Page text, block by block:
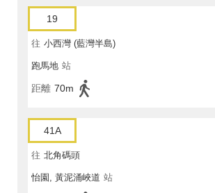
19
往 小西灣 (藍灣半島)
跑馬地 站
距離 70m
41A
往 北角碼頭
怡園, 黃泥涌峽道 站